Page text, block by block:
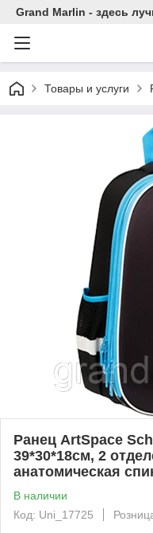
Grand Marlin - здесь
Товары и услуги
Ранец ArtSpace
39*30*18см, 2
анатомическая
В наличии
Код: Uni_17725